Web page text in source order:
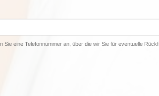
Sie eine Telefonnummer an, über die wir Sie für eventuelle